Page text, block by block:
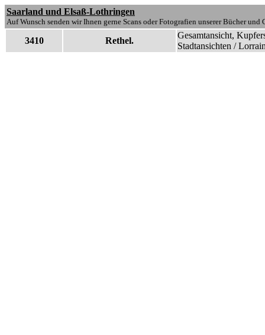
Saarland und Elsaß-Lothringen
Auf Wunsch senden wir Ihnen gerne Scans oder Fotografien unserer Bücher und
3410 Rethel.
Gesamtansicht,
Stadtansichten /